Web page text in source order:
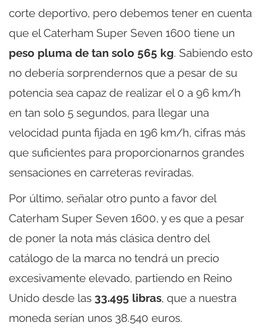
corte deportivo, pero debemos tener en cuenta
que el Caterham Super Seven 1600 tiene un
peso pluma de tan solo 565 kg. Sabiendo esto
no debería sorprendernos que a pesar de su
potencia sea capaz de realizar el 0 a 96 km/h
en tan solo 5 segundos, para llegar una
velocidad punta fijada en 196 km/h, cifras más
que suficientes para proporcionarnos grandes
sensaciones en carreteras reviradas.
Por último, señalar otro punto a favor del
Caterham Super Seven 1600, y es que a pesar
de poner la nota más clásica dentro del
catálogo de la marca no tendrá un precio
excesivamente elevado, partiendo en Reino
Unido desde las 33.495 libras, que a nuestra
moneda serían unos 38.540 euros.